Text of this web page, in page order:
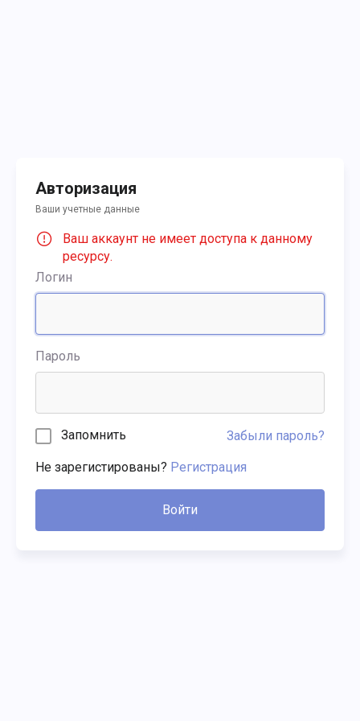
Авторизация
Ваши учетные данные
Ваш аккаунт не имеет доступа к данному
ресурсу.
Логин
Пароль
Запомнить Забыли пароль?
Не зарегистированы? Регистрация